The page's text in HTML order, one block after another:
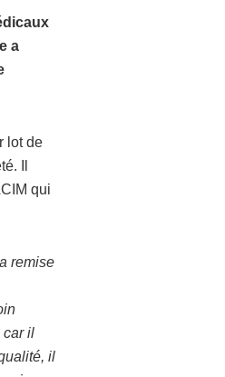
a
lot de
Il
qui
remise
car il
il